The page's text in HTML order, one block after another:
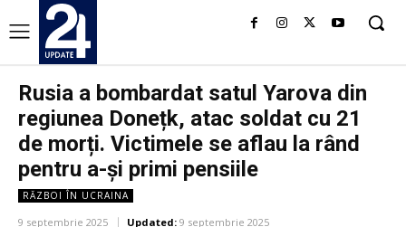
Rusia a bombardat satul Yarova din
regiunea Donețk, atac soldat cu 21
de morți. Victimele se aflau la rând
pentru a-și primi pensiile
RĂZBOI ÎN UCRAINA
9 septembrie 2025 Updated: 9 septembrie 2025